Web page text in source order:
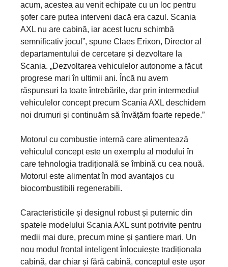
acum, acestea au venit echipate cu un loc pentru
șofer care putea interveni dacă era cazul. Scania
AXL nu are cabină, iar acest lucru schimbă
semnificativ jocul”, spune Claes Erixon, Director al
departamentului de cercetare și dezvoltare la
Scania. „Dezvoltarea vehiculelor autonome a făcut
progrese mari în ultimii ani. Încă nu avem
răspunsuri la toate întrebările, dar prin intermediul
vehiculelor concept precum Scania AXL deschidem
noi drumuri și continuăm să învățăm foarte repede.”
Motorul cu combustie internă care alimentează
vehiculul concept este un exemplu al modului în
care tehnologia tradițională se îmbină cu cea nouă.
Motorul este alimentat în mod avantajos cu
biocombustibili regenerabili.
Caracteristicile și designul robust și puternic din
spatele modelului Scania AXL sunt potrivite pentru
medii mai dure, precum mine și șantiere mari. Un
nou modul frontal inteligent înlocuiește tradiționala
cabină, dar chiar și fără cabină, conceptul este ușor